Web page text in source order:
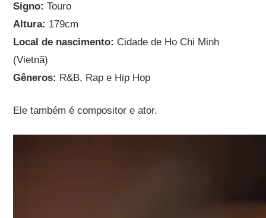
Signo: Touro
Altura: 179cm
Local de nascimento: Cidade de Ho Chi Minh
(Vietnã)
Gêneros: R&B, Rap e Hip Hop
Ele também é compositor e ator.